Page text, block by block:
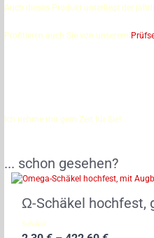
Auch dieses Produkt unterliegt der
Profitieren auch Sie von unserem
Ich nehme mir gern Zeit für Sie!
... schon gesehen?
Ω-Schäkel hochfest,
Schäkel